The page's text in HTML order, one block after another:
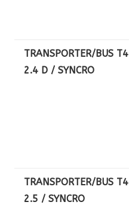
TRANSPORTER/BUS T4
2.4 D / SYNCRO
TRANSPORTER/BUS T4
2.5 / SYNCRO